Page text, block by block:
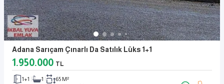
Adana Sarıçam Çınarlı Da Satılık Lüks 1+1
1.950.000 TL
1+1 1 65 M²